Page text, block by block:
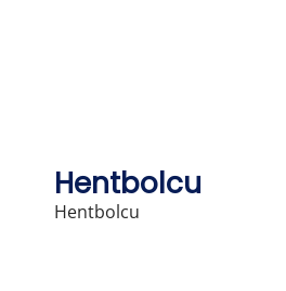
Hentbolcu
Hentbolcu